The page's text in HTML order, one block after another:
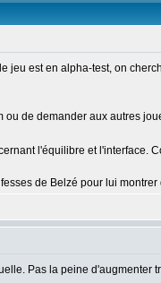
jeu est en alpha-test, on
ou de demander aux autres
l'équilibre et
de Belzé pour lui
Pas la peine